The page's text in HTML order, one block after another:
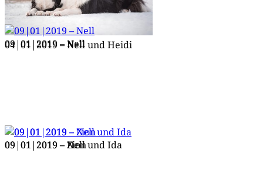
04|01|2019 – Nell und Heidi
09|01|2019 – Nell
09|01|2019 – Nell und Ida
09|01|2019 – Zion